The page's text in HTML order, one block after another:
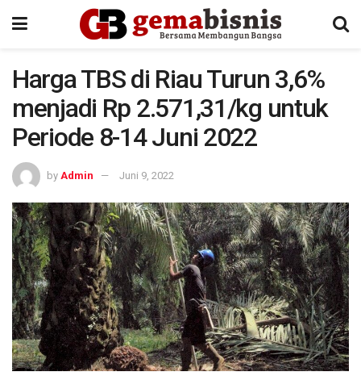
Harga TBS di Riau Turun 3,6%
menjadi Rp 2.571,31/kg untuk
Periode 8-14 Juni 2022
by Admin Juni 9, 2022